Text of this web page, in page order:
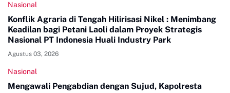
Nasional
Konflik Agraria di Tengah Hilirisasi Nikel : Menimbang
Keadilan bagi Petani Laoli dalam Proyek Strategis
Nasional PT Indonesia Huali Industry Park
Agustus 03, 2026
Nasional
Mengawali Pengabdian dengan Sujud, Kapolresta